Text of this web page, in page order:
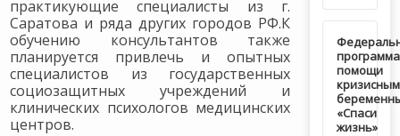
практикующие специалисты из г.
Саратова и ряда других городов РФ.К
обучению консультантов также
планируется привлечь и опытных
специалистов из государственных
социозащитных учреждений и
клинических психологов медицинских
центров.
программа
помощи
кризисным
«Спаси
жизнь»